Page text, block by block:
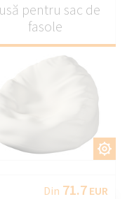
PERSONALIZAȚI
pentru sac de
fasole
Din 71.7 EUR